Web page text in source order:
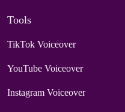
Tools
TikTok Voiceover
YouTube Voiceover
Instagram Voiceover